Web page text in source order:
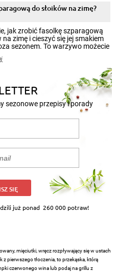
atmosferę cieplejszych
słoików ze
pozwolą zachować świeżość
do słoików na zimę?
jak zrobić fasolkę szparagową
na zimę i cieszyć się jej smakiem
sezonem. To warzywo możecie
sezonowe przepisy i porady
SIĘ
już ponad 260 000 potraw!
mięciutki, wręcz rozpływający się w ustach
z pierwszego tłoczenia, to przekąska, którą
czerwonego wina lub podaj na grillu z